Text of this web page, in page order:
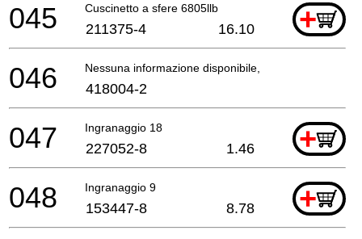
Cuscinetto a sfere 6805llb +
045 211375-4 16.10
Nessuna informazione disponibile, non ordinabile
046 418004-2
Ingranaggio 18 +
047 227052-8 1.46
Ingranaggio 9 +
048 153447-8 8.78